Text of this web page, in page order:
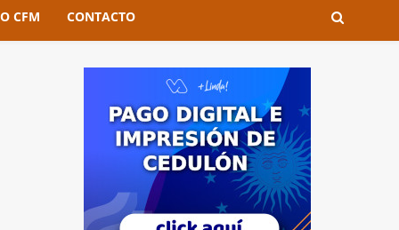
CFM CONTACTO